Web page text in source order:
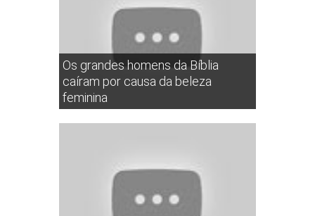
Os grandes homens da Bíblia
caíram por causa da beleza
feminina